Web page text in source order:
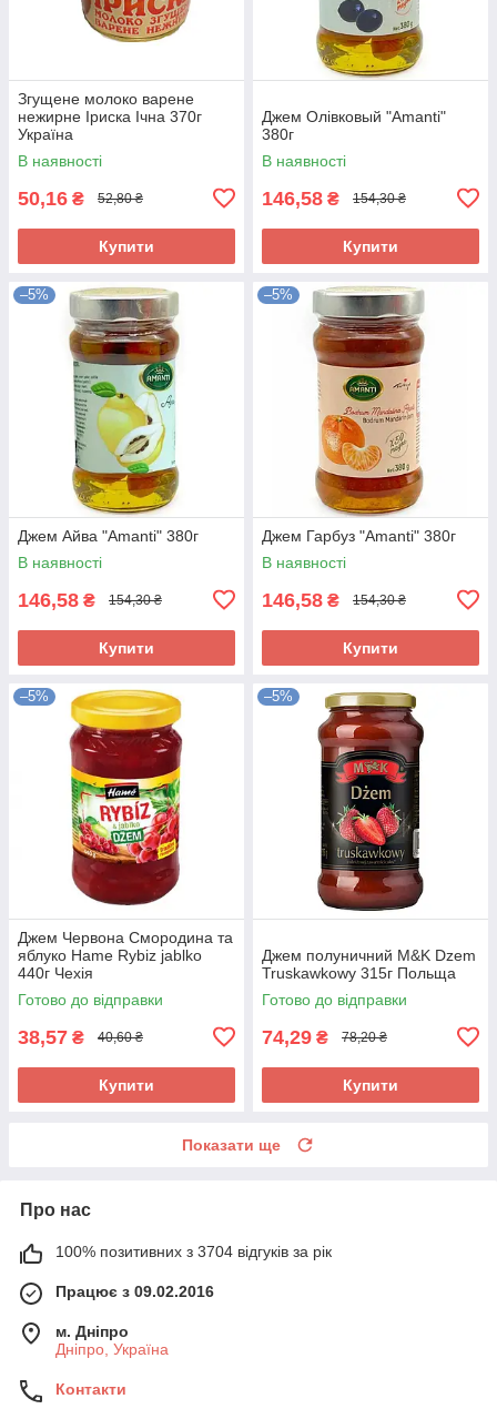
Згущене молоко варене
нежирне Іриска Ічна 370г
Україна
В наявності
50,16 ₴ 52,80 ₴
Купити
Джем Олівковый "Amanti"
380г
В наявності
146,58 ₴ 154,30 ₴
Купити
–5%
Джем Айва "Amanti" 380г
В наявності
146,58 ₴ 154,30 ₴
Купити
–5%
Джем Гарбуз "Amanti" 380г
В наявності
146,58 ₴ 154,30 ₴
Купити
–5%
Джем Червона Смородина та
яблуко Hame Rybiz jablko
440г Чехія
Готово до відправки
38,57 ₴ 40,60 ₴
Купити
–5%
Джем полуничний M&K Dzem
Truskawkowy 315г Польща
Готово до відправки
74,29 ₴ 78,20 ₴
Купити
Показати ще
Про нас
100% позитивних з 3704 відгуків за рік
Працює з 09.02.2016
м. Дніпро
Дніпро, Україна
Контакти